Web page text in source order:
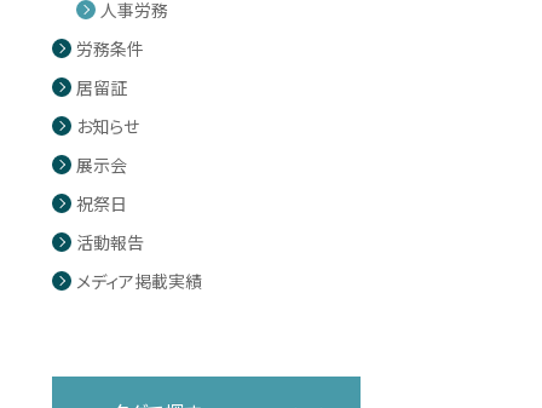
人事労務
労務条件
居留証
お知らせ
展示会
祝祭日
活動報告
メディア掲載実績